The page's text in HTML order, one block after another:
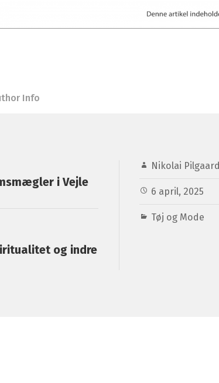
Info
Nikolai
6 april, 2025
Tøj og Mode
i Vejle
og indre